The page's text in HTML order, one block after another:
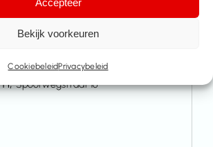
Bekijk voorkeuren
CookiebeleidPrivacybeleid
Vrij. 21/8 Gerenoveerde
Spoorwegstraat 16